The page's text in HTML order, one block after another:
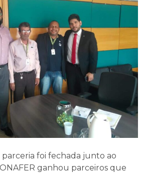
foi fechada junto ao
ganhou parceiros que